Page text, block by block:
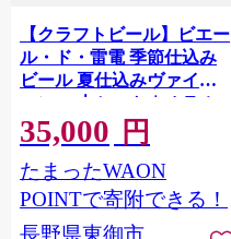
【クラフトビール】ビエー
ル・ド・雷電 季節仕込み
ビール 夏仕込みヴァイツ
ェン 24本セット｜オラホ
ビール お酒 フルーティー
ホップ
35,000 円
たまったWAON
POINTで寄附できる！